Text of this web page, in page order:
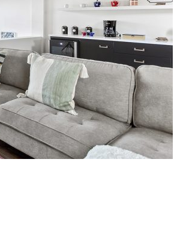
MUBB DESIGN STUDIO – ESPECIAL
INTERIORISMO & DECORACIÓN 2026